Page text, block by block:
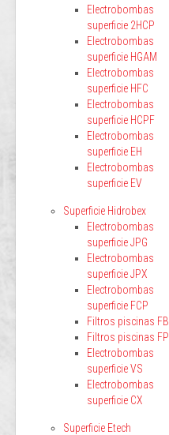
Electrobombas
superficie 2HCP
Electrobombas
superficie HGAM
Electrobombas
superficie HFC
Electrobombas
superficie HCPF
Electrobombas
superficie EH
Electrobombas
superficie EV
Superficie Hidrobex
Electrobombas
superficie JPG
Electrobombas
superficie JPX
Electrobombas
superficie FCP
Filtros piscinas FB
Filtros piscinas FP
Electrobombas
superficie VS
Electrobombas
superficie CX
Superficie Etech